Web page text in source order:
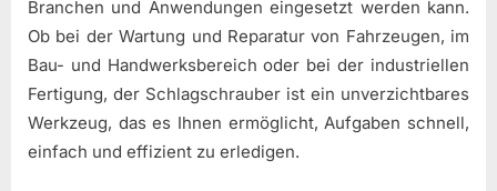
Branchen und Anwendungen eingesetzt werden kann.
Ob bei der Wartung und Reparatur von Fahrzeugen, im
Bau- und Handwerksbereich oder bei der industriellen
Fertigung, der Schlagschrauber ist ein unverzichtbares
Werkzeug, das es Ihnen ermöglicht, Aufgaben schnell,
einfach und effizient zu erledigen.